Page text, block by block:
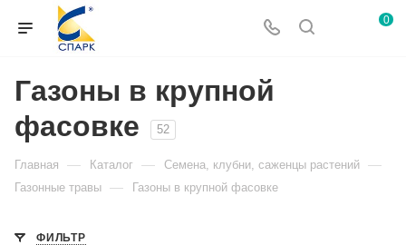
0
Газоны в крупной
фасовке
52
Главная — Каталог — Семена, клубни, саженцы растений —
Газонные травы — Газоны в крупной фасовке
ФИЛЬТР